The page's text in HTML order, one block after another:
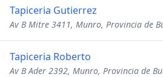
Tapiceria Gutierrez
Av B Mitre 3411, Munro, Provincia de
Tapiceria Roberto
Av B Ader 2392, Munro, Provincia de